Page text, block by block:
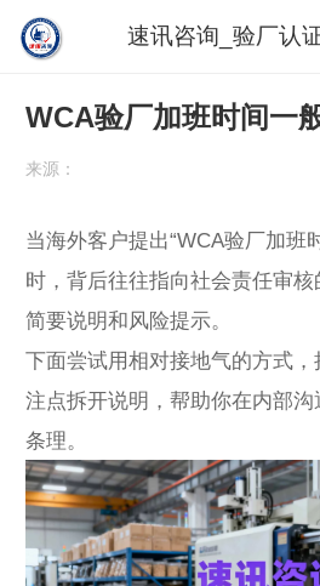
速讯咨询_验厂认
WCA验厂加班时间一
来源：
当海外客户提出“WCA验厂加班
时，背后往往指向社会责任审
简要说明和风险提示。
下面尝试用相对接地气的方式
注点拆开说明，帮助你在内部
条理。